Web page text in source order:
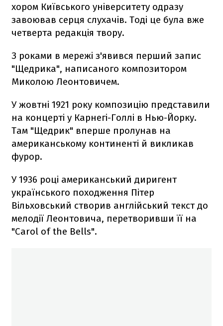
хором Київського університету одразу
завоював серця слухачів. Тоді це була вже
четверта редакція твору.
З роками в мережі з'явився перший запис
"Щедрика", написаного композитором
Миколою Леонтовичем.
У жовтні 1921 року композицію представили
на концерті у Карнегі-Голлі в Нью-Йорку.
Там "Щедрик" вперше пролунав на
американському континенті й викликав
фурор.
У 1936 році американський диригент
українського походження Пітер
Вільховський створив англійський текст до
мелодії Леонтовича, перетворивши її на
"Carol of the Bells".